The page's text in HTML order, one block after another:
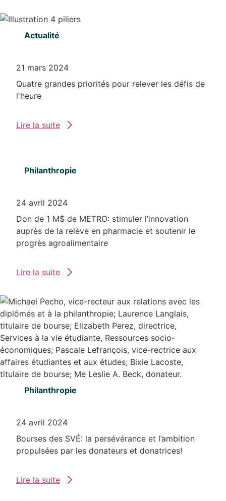
Actualité
21 mars 2024
Quatre grandes priorités pour relever les défis de
l'heure
Lire la suite
Philanthropie
24 avril 2024
Don de 1 M$ de METRO: stimuler l’innovation
auprès de la relève en pharmacie et soutenir le
progrès agroalimentaire
Lire la suite
Philanthropie
24 avril 2024
Bourses des SVÉ: la persévérance et l’ambition
propulsées par les donateurs et donatrices!
Lire la suite